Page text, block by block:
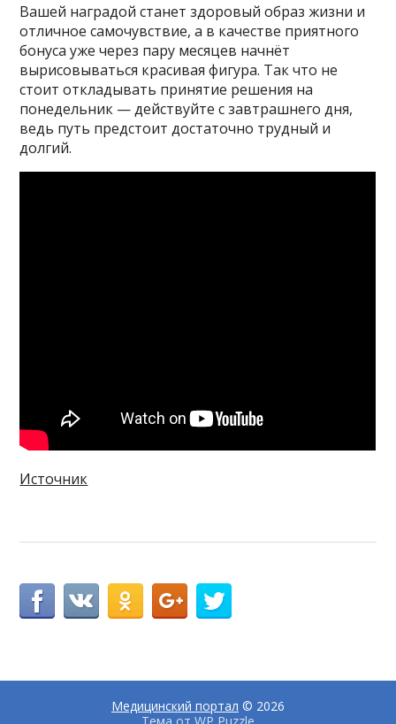
Вашей наградой станет здоровый образ жизни и
отличное самочувствие, а в качестве приятного
бонуса уже через пару месяцев начнёт
вырисовываться красивая фигура. Так что не
стоит откладывать принятие решения на
понедельник — действуйте с завтрашнего дня,
ведь путь предстоит достаточно трудный и
долгий.
Источник
Медицинский портал © 2026